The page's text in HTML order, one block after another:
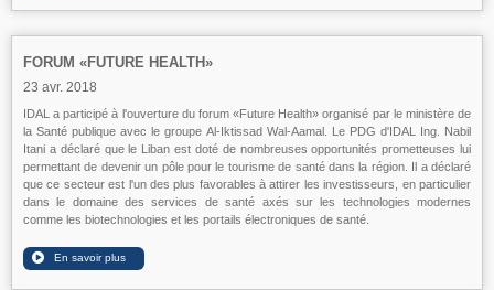
FORUM «FUTURE HEALTH»
23 avr. 2018
IDAL a participé à l'ouverture du forum «Future Health» organisé par le ministère de
la Santé publique avec le groupe Al-Iktissad Wal-Aamal. Le PDG d'IDAL Ing. Nabil
Itani a déclaré que le Liban est doté de nombreuses opportunités prometteuses lui
permettant de devenir un pôle pour le tourisme de santé dans la région. Il a déclaré
que ce secteur est l'un des plus favorables à attirer les investisseurs, en particulier
dans le domaine des services de santé axés sur les technologies modernes
comme les biotechnologies et les portails électroniques de santé.